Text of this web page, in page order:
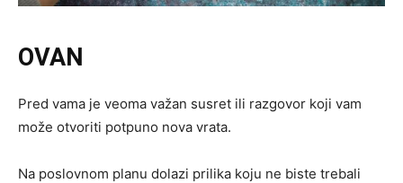
OVAN
Pred vama je veoma važan susret ili razgovor koji vam
može otvoriti potpuno nova vrata.
Na poslovnom planu dolazi prilika koju ne biste trebali